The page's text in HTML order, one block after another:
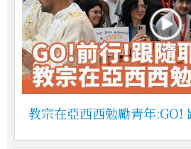
教宗在亞西西勉勵青年:GO!